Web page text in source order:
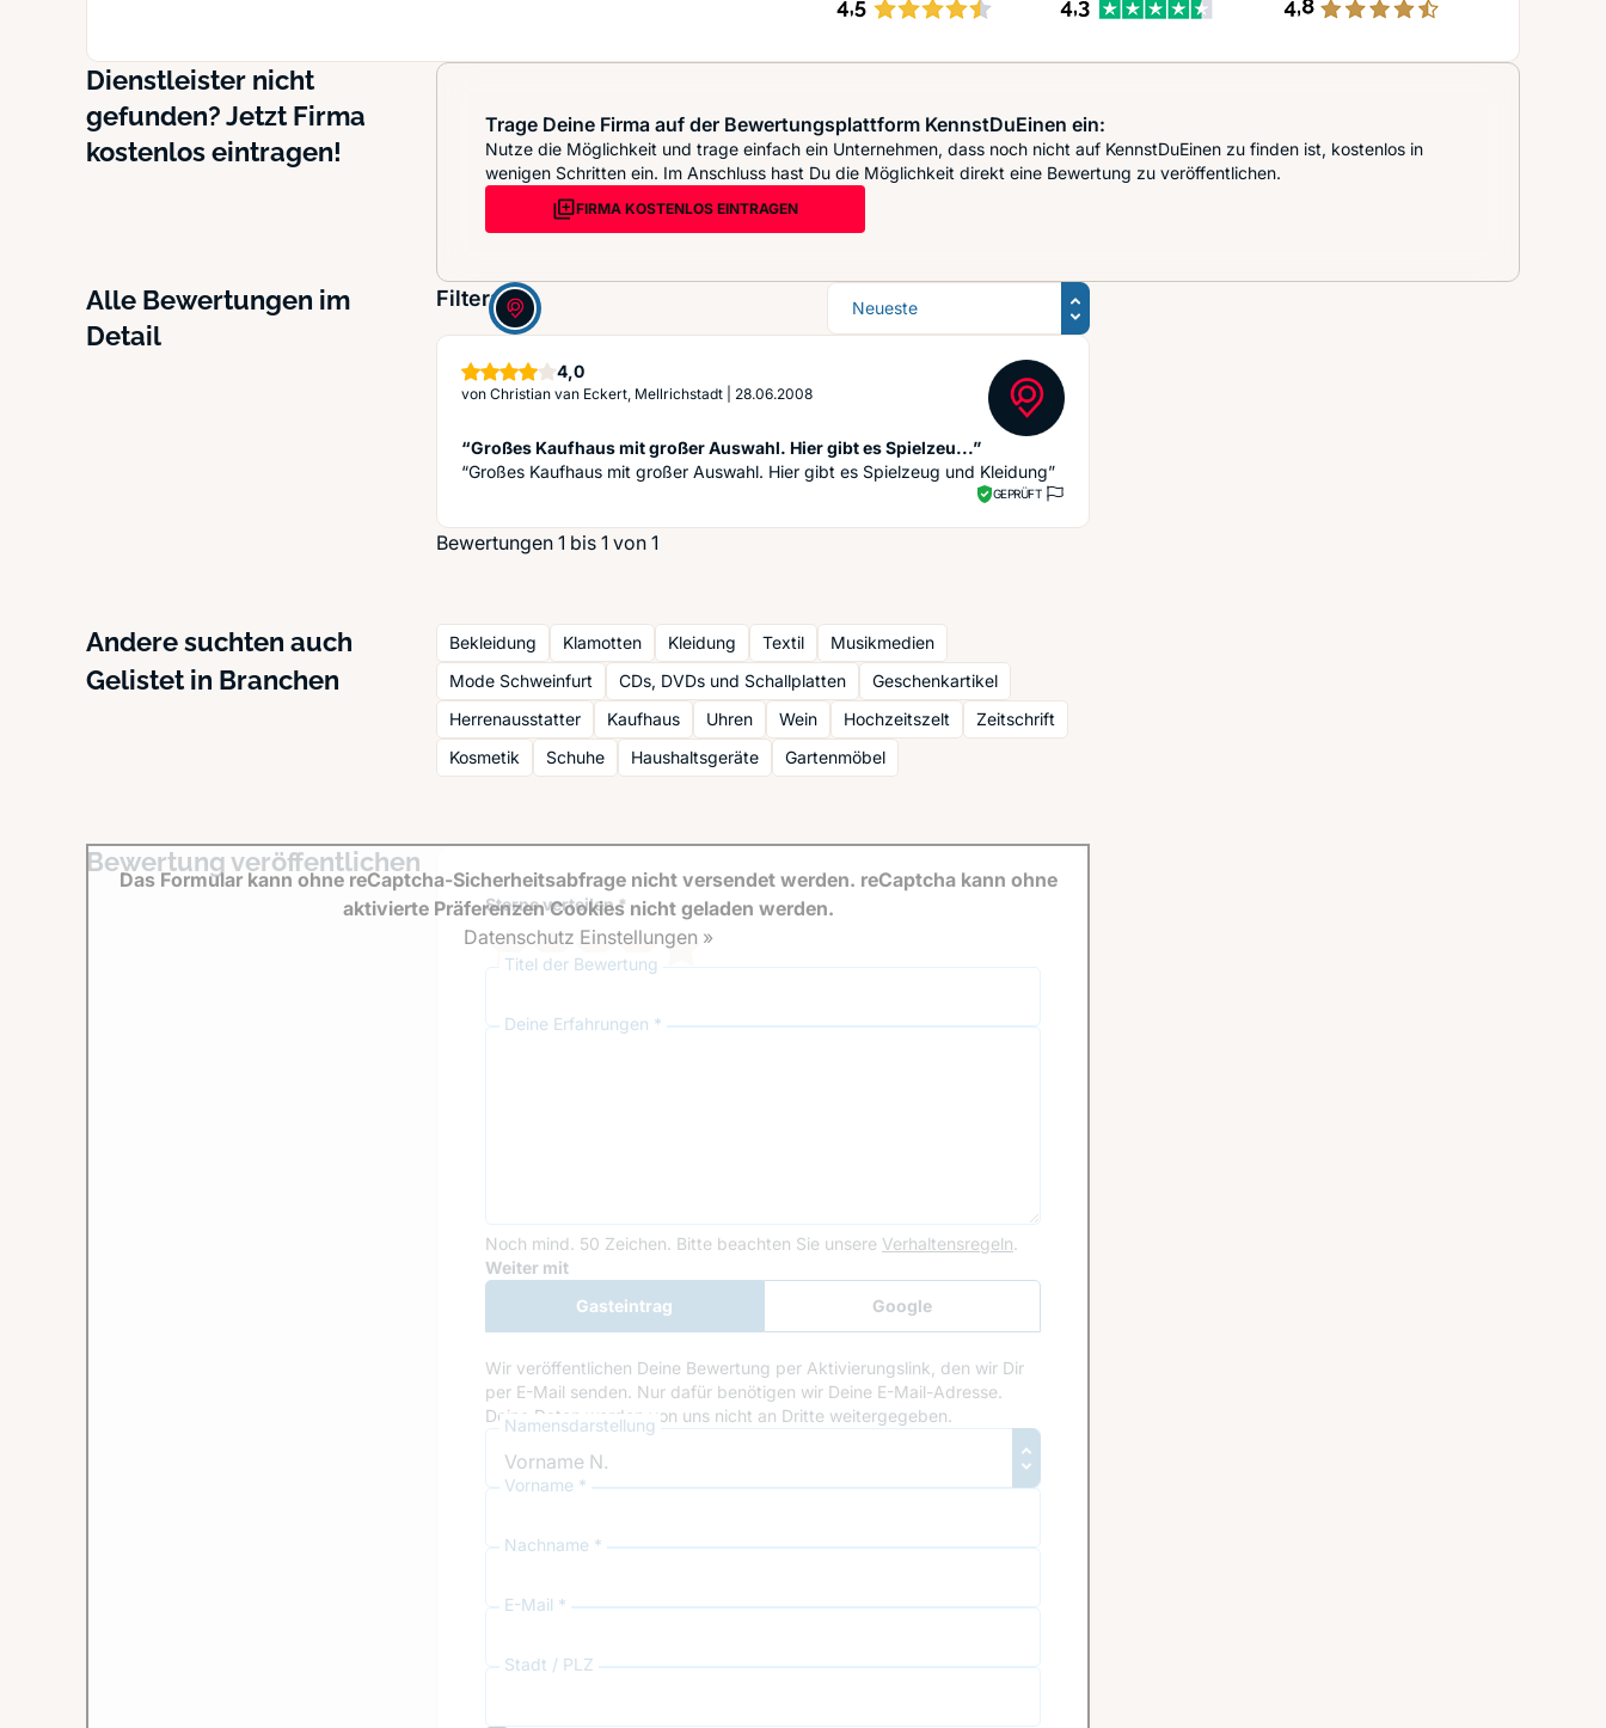
Dienstleister nicht
gefunden? Jetzt Firma
kostenlos eintragen!
Trage Deine Firma auf der Bewertungsplattform KennstDuEinen ein:
Nutze die Möglichkeit und trage einfach ein Unternehmen, dass noch nicht auf KennstDuEinen zu finden ist, kostenlos in
wenigen Schritten ein. Im Anschluss hast Du die Möglichkeit direkt eine Bewertung zu veröffentlichen.
FIRMA KOSTENLOS EINTRAGEN
Alle Bewertungen im
Detail
Filter: Sortierung
4,0Sterne
von Christian van Eckert, Mellrichstadt 28.06.2008
“Großes Kaufhaus mit großer Auswahl. Hier gibt es Spielzeu...”
“Großes Kaufhaus mit großer Auswahl. Hier gibt es Spielzeug und Kleidung”
GEPRÜFT
Bewertungen 1 bis 1 von 1
Andere suchten auch Bekleidung Klamotten Kleidung Textil Musikmedien
Gelistet in Branchen Mode Schweinfurt CDs, DVDs und Schallplatten
Geschenkartikel
Herrenausstatter
Kaufhaus Uhren Wein Hochzeitszelt
Zeitschrift
Kosmetik
Schuhe Haushaltsgeräte Gartenmöbel
Bewertung veröffentlichen
Sterne verteilen *
Titel der Bewertung
Deine Erfahrungen *
Noch mind. 50 Zeichen. Bitte beachten Sie unsere Verhaltensregeln.
Google Recaptcha
Weiter mit
Gasteintrag
Google
Anmeldung
Wir veröffentlichen Deine Bewertung per Aktivierungslink, den wir Dir
per E-Mail senden. Nur dafür benötigen wir Deine E-Mail-Adresse.
Deine Daten werden von uns nicht an Dritte weitergegeben.
Namensdarstellung
Vorname *
Nachname *
E-Mail *
Stadt / PLZ
Das Formular kann ohne reCaptcha-Sicherheitsabfrage nicht versendet werden. reCaptcha kann ohne
aktivierte Präferenzen Cookies nicht geladen werden.
Datenschutz Einstellungen »